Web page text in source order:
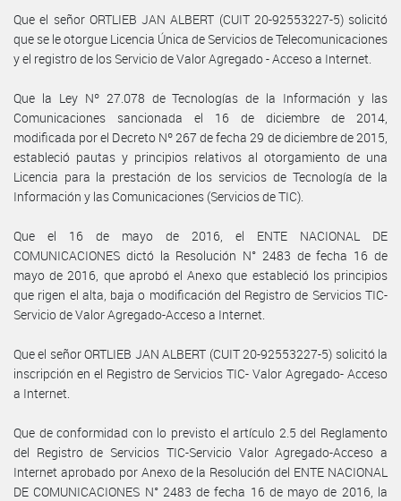
Que el señor ORTLIEB JAN ALBERT (CUIT 20-92553227-5) solicitó
que se le otorgue Licencia Única de Servicios de Telecomunicaciones
y el registro de los Servicio de Valor Agregado - Acceso a Internet.
Que la Ley Nº 27.078 de Tecnologías de la Información y las
Comunicaciones sancionada el 16 de diciembre de 2014,
modificada por el Decreto Nº 267 de fecha 29 de diciembre de 2015,
estableció pautas y principios relativos al otorgamiento de una
Licencia para la prestación de los servicios de Tecnología de la
Información y las Comunicaciones (Servicios de TIC).
Que el 16 de mayo de 2016, el ENTE NACIONAL DE
COMUNICACIONES dictó la Resolución N° 2483 de fecha 16 de
mayo de 2016, que aprobó el Anexo que estableció los principios
que rigen el alta, baja o modificación del Registro de Servicios TIC-
Servicio de Valor Agregado-Acceso a Internet.
Que el señor ORTLIEB JAN ALBERT (CUIT 20-92553227-5) solicitó la
inscripción en el Registro de Servicios TIC- Valor Agregado- Acceso
a Internet.
Que de conformidad con lo previsto el artículo 2.5 del Reglamento
del Registro de Servicios TIC-Servicio Valor Agregado-Acceso a
Internet aprobado por Anexo de la Resolución del ENTE NACIONAL
DE COMUNICACIONES N° 2483 de fecha 16 de mayo de 2016, la